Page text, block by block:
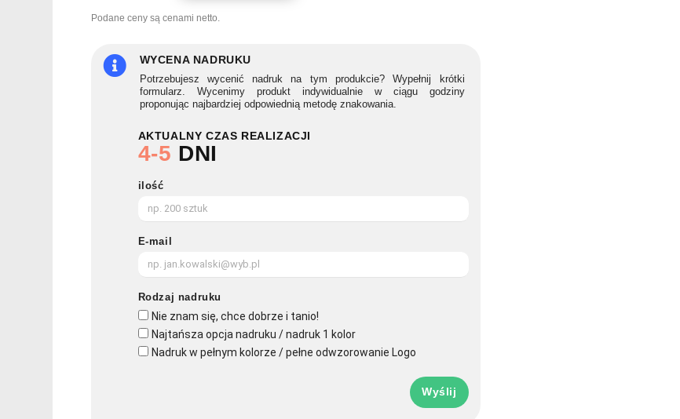
kredek
MAGIC
Podane ceny są cenami netto.
WYCENA NADRUKU
Potrzebujesz wycenić nadruk na tym produkcie? Wypełnij krótki
formularz. Wycenimy produkt indywidualnie w ciągu godziny
proponując najbardziej odpowiednią metodę znakowania.
AKTUALNY CZAS REALIZACJI
4-5 DNI
ilość
E-mail
Rodzaj nadruku
Nie znam się, chce dobrze i tanio!
Najtańsza opcja nadruku / nadruk 1 kolor
Nadruk w pełnym kolorze / pełne odwzorowanie Logo
Wyślij